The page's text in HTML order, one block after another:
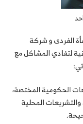
الفردى و شركة
لتفادي المشاكل مع
الحكومية المختصة،
المحلية